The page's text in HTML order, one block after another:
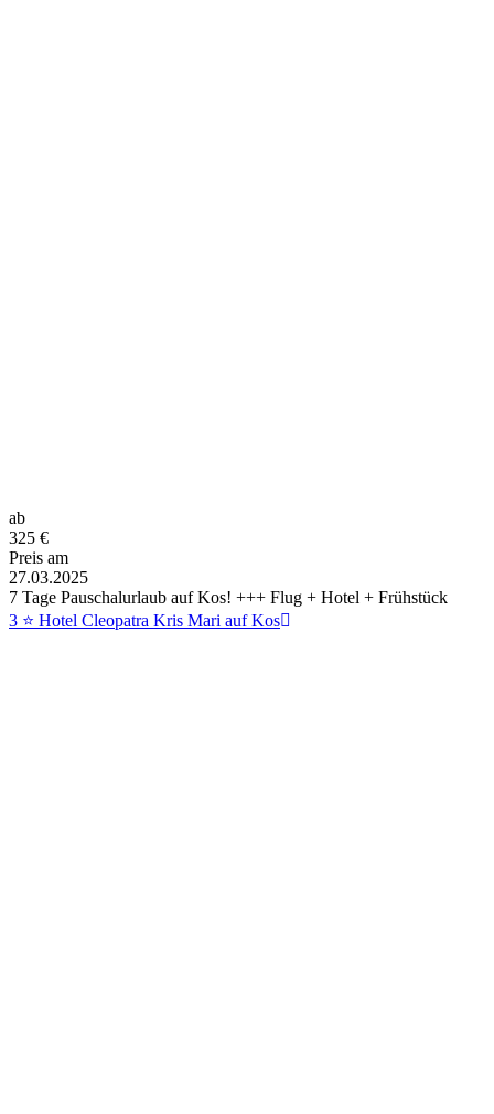
ab
325 €
Preis am
27.03.2025
7 Tage Pauschalurlaub auf Kos! +++ Flug + Hotel + Frühstück
3 ⭐ Hotel Cleopatra Kris Mari auf Kos